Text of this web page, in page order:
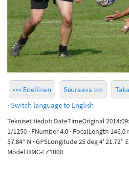
««« Edellinen Seuraava »»»
· Switch language to English
Tekniset tiedot: DateTimeOriginal
1/1250 · FNumber 4.0 · FocalLength
57.84“ N · GPSLongitude 25 deg 4' 21.72” E
Model DMC-FZ1000